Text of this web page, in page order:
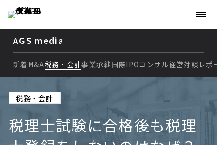
AGS media
新着
M&A
税務・会計
事業承継
新着 M&A税務・会計事業承継国際IPO コンサル経営対談 レポ
税務・会計
税理士試験に合格後も税理